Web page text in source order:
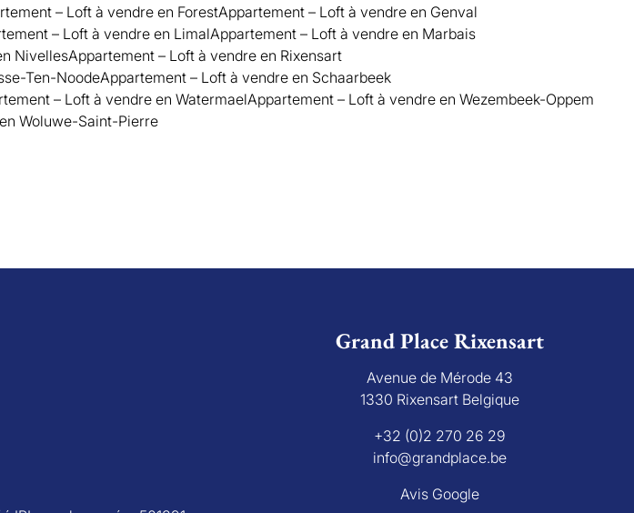
– Loft à vendre en ForestAppartement – Loft à vendre en Genval
– Loft à vendre en LimalAppartement – Loft à vendre en Marbais
NivellesAppartement – Loft à vendre en Rixensart
Ten-NoodeAppartement – Loft à vendre en Schaarbeek
– Loft à vendre en WatermaelAppartement – Loft à vendre en Wezembeek-Oppem
Woluwe-Saint-Pierre
Grand Place Rixensart
Avenue de Mérode 43
1330 Rixensart Belgique
+32 (0)2 270 26 29
info@grandplace.be
Avis Google